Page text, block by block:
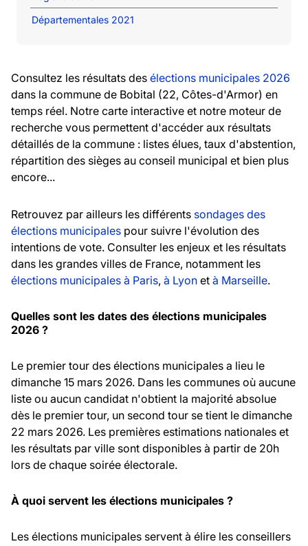
Départementales 2021
Consultez les résultats des élections municipales 2026
dans la commune de Bobital (22, Côtes-d'Armor) en
temps réel. Notre carte interactive et notre moteur de
recherche vous permettent d'accéder aux résultats
détaillés de la commune : listes élues, taux d'abstention,
répartition des sièges au conseil municipal et bien plus
encore...
Retrouvez par ailleurs les différents sondages des
élections municipales pour suivre l'évolution des
intentions de vote. Consulter les enjeux et les résultats
dans les grandes villes de France, notamment les
élections municipales à Paris, à Lyon et à Marseille.
Quelles sont les dates des élections municipales
2026 ?
Le premier tour des élections municipales a lieu le
dimanche 15 mars 2026. Dans les communes où aucune
liste ou aucun candidat n'obtient la majorité absolue
dès le premier tour, un second tour se tient le dimanche
22 mars 2026. Les premières estimations nationales et
les résultats par ville sont disponibles à partir de 20h
lors de chaque soirée électorale.
À quoi servent les élections municipales ?
Les élections municipales servent à élire les conseillers